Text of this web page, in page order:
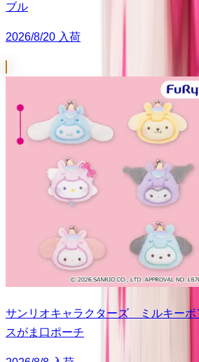
ブル
2026/8/20 入荷
サンリオキャラクターズ ミルキー
スがま口ポーチ